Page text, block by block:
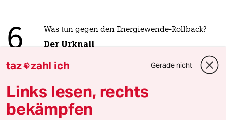
6 Was tun gegen den Energiewende-Rollback?
Der Urknall
taz
taz zahl ich Gerade nicht
Links lesen, rechts
bekämpfen